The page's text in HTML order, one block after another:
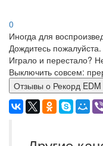
0
Иногда для
Дождитесь пожалуйста.
Играло и перестало?
Выключить совсем:
Отзывы о Рекорд EDM